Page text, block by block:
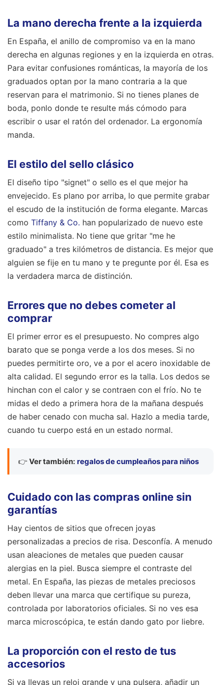
La mano derecha frente a la izquierda
En España, el anillo de compromiso va en la mano
derecha en algunas regiones y en la izquierda en otras.
Para evitar confusiones románticas, la mayoría de los
graduados optan por la mano contraria a la que
reservan para el matrimonio. Si no tienes planes de
boda, ponlo donde te resulte más cómodo para
escribir o usar el ratón del ordenador. La ergonomía
manda.
El estilo del sello clásico
El diseño tipo "signet" o sello es el que mejor ha
envejecido. Es plano por arriba, lo que permite grabar
el escudo de la institución de forma elegante. Marcas
como Tiffany & Co. han popularizado de nuevo este
estilo minimalista. No tiene que gritar "me he
graduado" a tres kilómetros de distancia. Es mejor que
alguien se fije en tu mano y te pregunte por él. Esa es
la verdadera marca de distinción.
Errores que no debes cometer al
comprar
El primer error es el presupuesto. No compres algo
barato que se ponga verde a los dos meses. Si no
puedes permitirte oro, ve a por el acero inoxidable de
alta calidad. El segundo error es la talla. Los dedos se
hinchan con el calor y se contraen con el frío. No te
midas el dedo a primera hora de la mañana después
de haber cenado con mucha sal. Hazlo a media tarde,
cuando tu cuerpo está en un estado normal.
👉 Ver también: regalos de cumpleaños para niños
Cuidado con las compras online sin
garantías
Hay cientos de sitios que ofrecen joyas
personalizadas a precios de risa. Desconfía. A menudo
usan aleaciones de metales que pueden causar
alergias en la piel. Busca siempre el contraste del
metal. En España, las piezas de metales preciosos
deben llevar una marca que certifique su pureza,
controlada por laboratorios oficiales. Si no ves esa
marca microscópica, te están dando gato por liebre.
La proporción con el resto de tus
accesorios
Si ya llevas un reloj grande y una pulsera, añadir un